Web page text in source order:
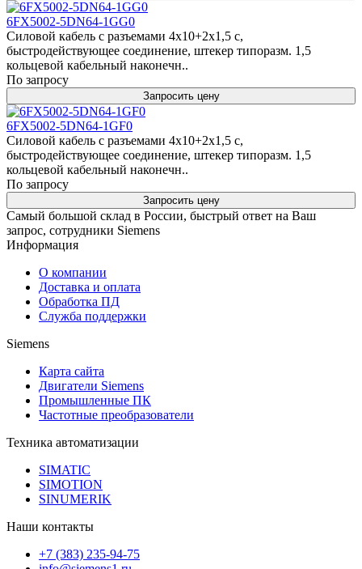
6FX5002-5DN64-1GG0
Силовой кабель с разъемами 4x10+2x1,5 c,
быстродействующее соединение, штекер типоразм. 1,5
кольцевой кабельный наконечн..
По запросу
Запросить цену
6FX5002-5DN64-1GF0
Силовой кабель с разъемами 4x10+2x1,5 c,
быстродействующее соединение, штекер типоразм. 1,5
кольцевой кабельный наконечн..
По запросу
Запросить цену
Самый большой склад в России, быстрый ответ на Ваш
запрос, сотрудники Siemens
Информация
О компании
Доставка и оплата
Обработка ПД
Служба поддержки
Siemens
Карта сайта
Двигатели Siemens
Промышленные ПК
Частотные преобразователи
Техника автоматизации
SIMATIC
SIMOTION
SINUMERIK
Наши контакты
+7 (383) 235-94-75